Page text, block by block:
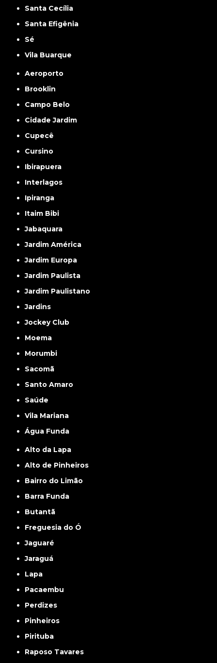
Santa Cecília
Santa Efigênia
Sé
Vila Buarque
Aeroporto
Brooklin
Campo Belo
Cidade Jardim
Cupecê
Cursino
Ibirapuera
Interlagos
Ipiranga
Itaim Bibi
Jabaquara
Jardim América
Jardim Europa
Jardim Paulista
Jardim Paulistano
Jardins
Jockey Club
Moema
Morumbi
Sacomã
Santo Amaro
Saúde
Vila Mariana
Água Funda
Alto da Lapa
Alto de Pinheiros
Bairro do Limão
Barra Funda
Butantã
Freguesia do Ó
Jaguaré
Jaraguá
Lapa
Pacaembu
Perdizes
Pinheiros
Pirituba
Raposo Tavares